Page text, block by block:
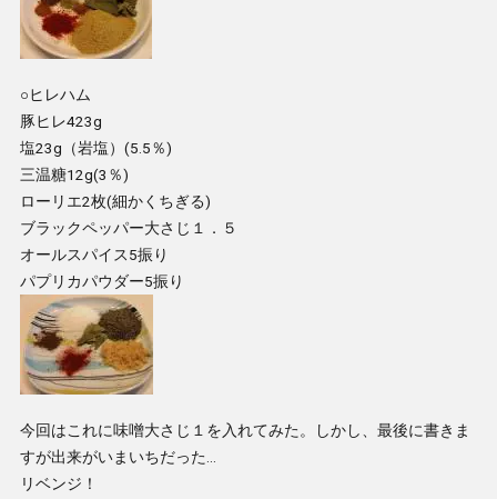
○ヒレハム
豚ヒレ423g
塩23g（岩塩）(5.5％)
三温糖12g(3％)
ローリエ2枚(細かくちぎる)
ブラックペッパー大さじ１．５
オールスパイス5振り
パプリカパウダー5振り
今回はこれに味噌大さじ１を入れてみた。しかし、最後に書きま
すが出来がいまいちだった…
リベンジ！